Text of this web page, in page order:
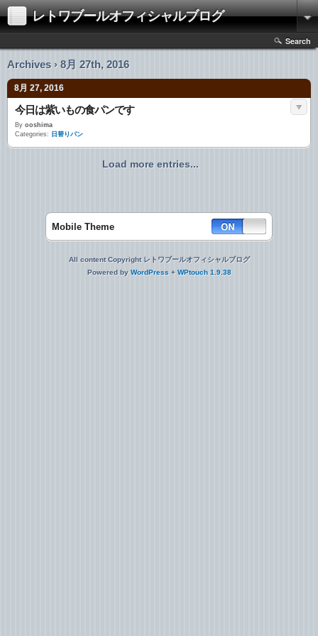
レトワブールオフィシャルブログ
Search
Archives › 8月 27th, 2016
8月 27, 2016
今日は紫いもの食パンです
By ooshima
Categories: 日替りパン
Load more entries...
Mobile Theme
All content Copyright レトワブールオフィシャルブログ
Powered by WordPress + WPtouch 1.9.38